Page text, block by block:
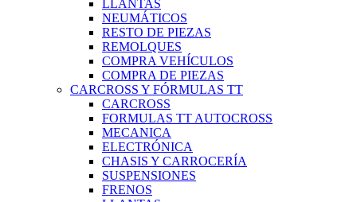
LLANTAS
NEUMÁTICOS
RESTO DE PIEZAS
REMOLQUES
COMPRA VEHÍCULOS
COMPRA DE PIEZAS
CARCROSS Y FÓRMULAS TT
CARCROSS
FORMULAS TT AUTOCROSS
MECANICA
ELECTRÓNICA
CHASIS Y CARROCERÍA
SUSPENSIONES
FRENOS